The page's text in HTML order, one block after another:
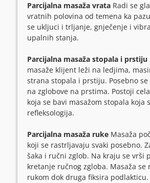
Parcijalna masaža vrata Radi se
vratnih polovina od temena ka
se ukljuci i trljanje, gnječenje i
upalnih stanja.
Parcijalna masaža stopala i prstiju
masaže klijent leži na ledjima,
strana stopala i prstiju. Posebno
na zglobove na prstima. Postoji
koja se bavi masažom stopala koja
refleksologija.
Parcijalna masaža ruke Masaža
koji se rastrljavaju svaki posebno.
šaka i ručni zglob. Na kraju se vrši
kretanje ručnog zgloba. Masaža se
rukom dok druga fiksira podlakticu.